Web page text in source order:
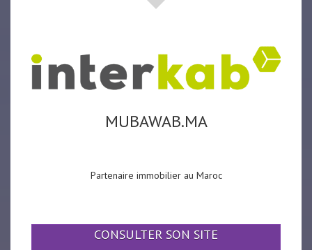
MUBAWAB.MA
Partenaire immobilier au Maroc
CONSULTER SON SITE